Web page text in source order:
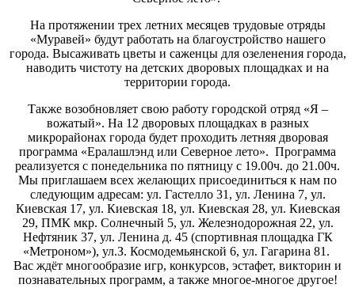
На протяжении трех летних месяцев трудовые отряды
«Муравей» будут работать на благоустройство нашего
города. Высаживать цветы и саженцы для озеленения города,
наводить чистоту на детских дворовых площадках и на
территории города.
Также возобновляет свою работу городской отряд «Я –
вожатый». На 12 дворовых площадках в разных
микрорайонах города будет проходить летняя дворовая
программа «Ералашлэнд или Северное лето». Программа
реализуется с понедельника по пятницу с 19.00ч. до 21.00ч.
Мы приглашаем всех желающих присоединиться к нам по
следующим адресам: ул. Гастелло 31, ул. Ленина 7, ул.
Киевская 17, ул. Киевская 18, ул. Киевская 28, ул. Киевская
29, ПМК мкр. Солнечный 5, ул. Железнодорожная 22, ул.
Нефтяник 37, ул. Ленина д. 45 (спортивная площадка ГК
«Метроном»), ул.З. Космодемьянской 6, ул. Гагарина 81.
Вас ждёт многообразие игр, конкурсов, эстафет, викторин и
познавательных программ, а также многое-многое другое!